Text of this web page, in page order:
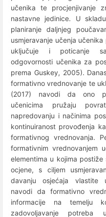
učenika te procjenjivanje
nastavne jedinice. U
planiranje daljnjeg
usmjeravanje učenja
uključuje i poticanje
odgovornosti učenika za
prema Guskey, 2005).
formativno vrednovanje te
(2017) navodi da ono
učenicima pružaju
napredovanju i načinima
kontinuiranost provođenja
formativnog vrednovanja.
formativnim vrednovanjem
elementima u kojima
ocjene, s ciljem
davanju osjećaja vlastite
navodi da formativno
informacije na temelju
zadovoljavanje potreba